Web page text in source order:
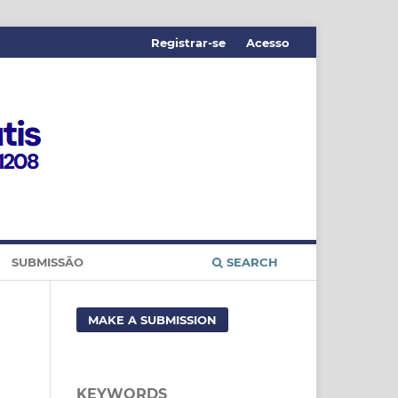
SUBMISSÃO SEARCH
Registrar-se Acesso
MAKE A SUBMISSION
KEYWORDS